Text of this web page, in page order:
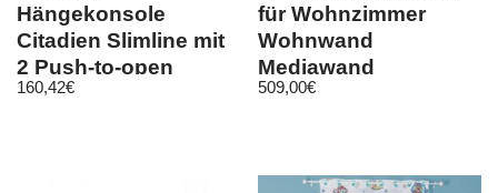
Hängekonsole
Citadien Slimline mit
2 Push-to-open
Schubladen 60 x 42
160,42€
für Wohnzimmer
Wohnwand
Mediawand
Schrankwand
509,00€